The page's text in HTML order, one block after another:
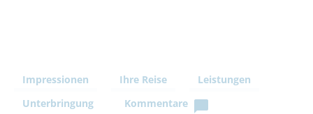
Impressionen Ihre Reise
Leistungen
Unterbringung
Kommentare